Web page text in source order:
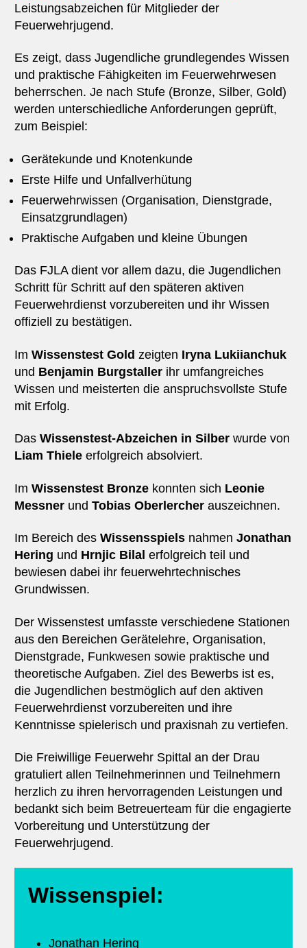
Leistungsabzeichen für Mitglieder der
Feuerwehrjugend.
Es zeigt, dass Jugendliche grundlegendes Wissen
und praktische Fähigkeiten im Feuerwehrwesen
beherrschen. Je nach Stufe (Bronze, Silber, Gold)
werden unterschiedliche Anforderungen geprüft,
zum Beispiel:
Gerätekunde und Knotenkunde
Erste Hilfe und Unfallverhütung
Feuerwehrwissen (Organisation, Dienstgrade,
Einsatzgrundlagen)
Praktische Aufgaben und kleine Übungen
Das FJLA dient vor allem dazu, die Jugendlichen
Schritt für Schritt auf den späteren aktiven
Feuerwehrdienst vorzubereiten und ihr Wissen
offiziell zu bestätigen.
Im Wissenstest Gold zeigten Iryna Lukiianchuk
und Benjamin Burgstallerihr umfangreiches
Wissen und meisterten die anspruchsvollste Stufe
mit Erfolg.
Das Wissenstest-Abzeichen in Silberwurde von
Liam Thieleerfolgreich absolviert.
Im Wissenstest Bronzekonnten sich Leonie
Messnerund Tobias Oberlercherauszeichnen.
Im Bereich des Wissensspielsnahmen Jonathan
Hering und Hrnjic Bilal erfolgreich teil und
bewiesen dabei ihr feuerwehrtechnisches
Grundwissen.
Der Wissenstest umfasste verschiedene Stationen
aus den Bereichen Gerätelehre, Organisation,
Dienstgrade, Funkwesen sowie praktische und
theoretische Aufgaben. Ziel des Bewerbs ist es,
die Jugendlichen bestmöglich auf den aktiven
Feuerwehrdienst vorzubereiten und ihre
Kenntnisse spielerisch und praxisnah zu vertiefen.
Die Freiwillige Feuerwehr Spittal an der Drau
gratuliert allen Teilnehmerinnen und Teilnehmern
herzlich zu ihren hervorragenden Leistungen und
bedankt sich beim Betreuerteam für die engagierte
Vorbereitung und Unterstützung der
Feuerwehrjugend.
Wissenspiel:
Jonathan Hering